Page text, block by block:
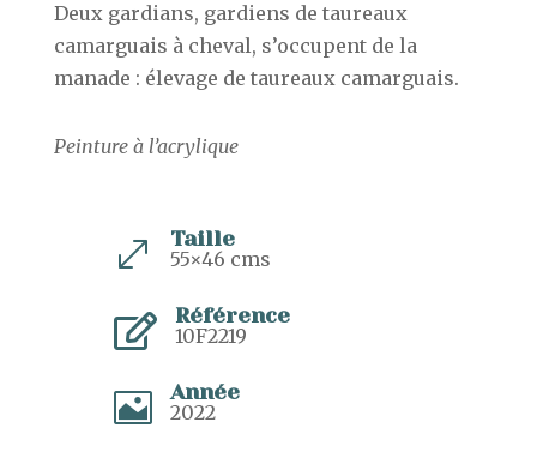
Deux gardians, gardiens de taureaux
camarguais à cheval, s’occupent de la
manade : élevage de taureaux camarguais.
Peinture à l’acrylique
.
Taille
55×46 cms

Référence
10F2219

Année
2022